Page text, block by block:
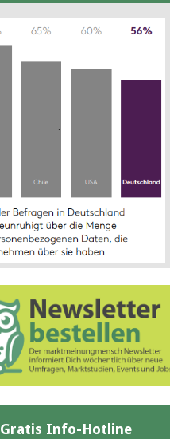
Gratis Info-Hotline